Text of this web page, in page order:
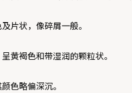
片状，像碎屑一般。
黄褐色和带湿润的颗粒状。
色略偏深沉。